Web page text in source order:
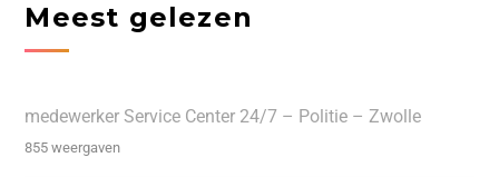
Meest gelezen
medewerker Service Center 24/7 – Politie – Zwolle
855 weergaven